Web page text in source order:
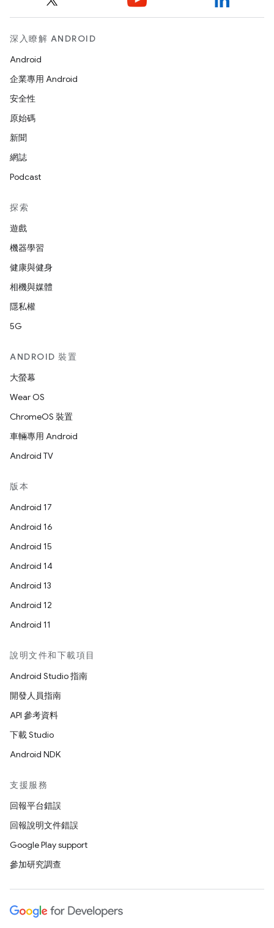
深入瞭解 ANDROID
Android
企業專用 Android
安全性
原始碼
新聞
網誌
Podcast
探索
遊戲
機器學習
健康與健身
相機與媒體
隱私權
5G
ANDROID 裝置
大螢幕
Wear OS
ChromeOS 裝置
車輛專用 Android
Android TV
版本
Android 17
Android 16
Android 15
Android 14
Android 13
Android 12
Android 11
說明文件和下載項目
Android Studio 指南
開發人員指南
API 參考資料
下載 Studio
Android NDK
支援服務
回報平台錯誤
回報說明文件錯誤
Google Play support
參加研究調查